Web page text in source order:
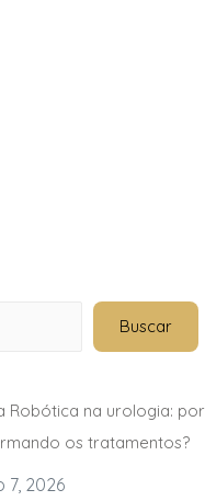
Buscar
Robótica na urologia:
os tratamentos?
7, 2026